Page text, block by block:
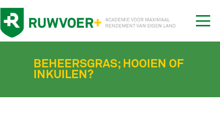
BEHEERSGRAS; HOOIEN OF
INKUILEN?